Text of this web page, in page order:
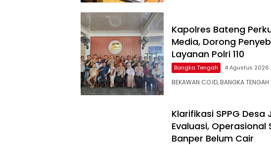
‎Kapolres Bateng
Media, Dorong
Layanan Polri 110
Bangka Tengah 4 Agustus 2026
BEKAWAN.CO.ID, BANGKA
‎Klarifikasi SPPG
Evaluasi,
Banper Belum Cair